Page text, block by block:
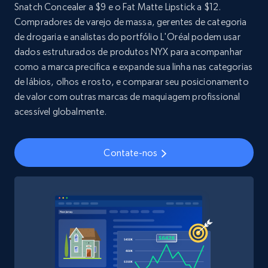
URL, Title, Youtuber, Youtuber md5, Video url,
Video length, Likes, Views, and more.
8.1K+ 716+ Buy Now
Amazon Reviews
URL, Product name, Product rating, Product
Author name, Asin, and more.
eCommerce
Snatch Concealer a $9 e o Fat Matte Lipstick a $12.
Compradores de varejo de massa, gerentes de categoria
de drogaria e analistas do portfólio L'Oréal podem usar
dados estruturados de produtos NYX para acompanhar
como a marca precifica e expande sua linha nas categorias
de lábios, olhos e rosto, e comparar seu posicionamento
de valor com outras marcas de maquiagem profissional
acessível globalmente.
Contate-nos